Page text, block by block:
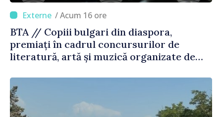
/ Acum 16 ore
BTA // Copiii bulgari din diaspora,
premiați în cadrul concursurilor de
literatură, artă și muzică organizate de
Străinătate